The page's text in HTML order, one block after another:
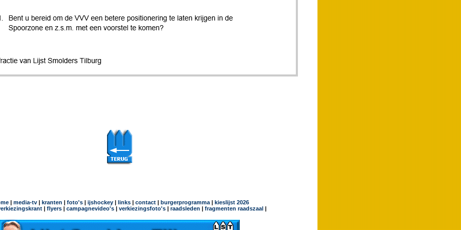
| media-tv| kranten | foto's| ijshockey| links| contact|burgerprogramma| kieslijst 2026
| flyers | campagnevideo's | verkiezingsfoto's | raadsleden | fragmenten raadszaal |